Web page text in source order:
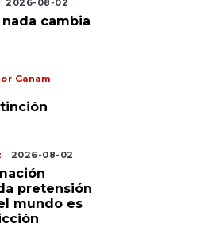
2026-08-02
nada cambia
Ganam
2026-08-02
pretensión
mundo es